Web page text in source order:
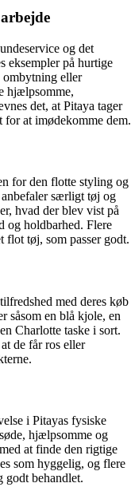
og det
eksempler på hurtige
ombytning eller
hjælpsomme,
det, at Pitaya tager
for at imødekomme dem.
for den flotte styling og
særligt tøj og
hvad der blev vist på
og holdbarhed. Flere
tøj, som passer godt.
med deres køb
såsom en blå kjole, en
Charlotte taske i sort.
de får ros eller
i Pitayas fysiske
hjælpsomme og
at finde den rigtige
som hyggelig, og flere
godt behandlet.